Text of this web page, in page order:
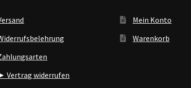
Vertrag widerrufen
Mein Konto
Warenkorb